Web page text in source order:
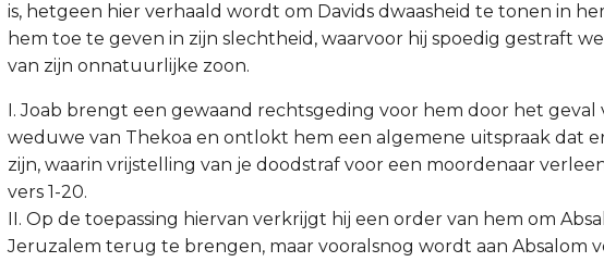
is, hetgeen hier verhaald wordt om Davids dwaasheid te tonen in
hem toe te geven in zijn slechtheid, waarvoor hij spoedig gestraft
van zijn onnatuurlijke zoon.
I. Joab brengt een gewaand rechtsgeding voor hem door het geval
weduwe van Thekoa en ontlokt hem een algemene uitspraak dat
zijn, waarin vrijstelling van je doodstraf voor een moordenaar
vers 1-20.
II. Op de toepassing hiervan verkrijgt hij een order van hem om
Jeruzalem terug te brengen, maar vooralsnog wordt aan Absalom